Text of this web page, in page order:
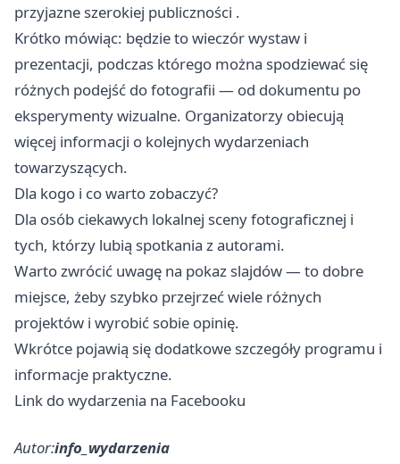
przyjazne szerokiej publiczności .
Krótko mówiąc: będzie to wieczór wystaw i
prezentacji, podczas którego można spodziewać się
różnych podejść do fotografii — od dokumentu po
eksperymenty wizualne. Organizatorzy obiecują
więcej informacji o kolejnych wydarzeniach
towarzyszących.
Dla kogo i co warto zobaczyć?
Dla osób ciekawych lokalnej sceny fotograficznej i
tych, którzy lubią spotkania z autorami.
Warto zwrócić uwagę na pokaz slajdów — to dobre
miejsce, żeby szybko przejrzeć wiele różnych
projektów i wyrobić sobie opinię.
Wkrótce pojawią się dodatkowe szczegóły programu i
informacje praktyczne.
Link do wydarzenia na Facebooku
Autor:info_wydarzenia